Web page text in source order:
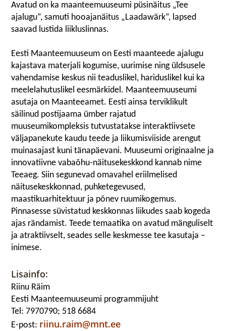
Avatud on ka maanteemuuseumi püsinäitus „Tee
ajalugu“, samuti hooajanäitus „Laadawärk“, lapsed
saavad lustida liikluslinnas.
Eesti Maanteemuuseum on Eesti maanteede ajalugu
kajastava materjali kogumise, uurimise ning üldsusele
vahendamise keskus nii teaduslikel, hariduslikel kui ka
meelelahutuslikel eesmärkidel. Maanteemuuseumi
asutaja on Maanteeamet. Eesti ainsa terviklikult
säilinud postijaama ümber rajatud
muuseumikompleksis tutvustatakse interaktiivsete
väljapanekute kaudu teede ja liikumisviiside arengut
muinasajast kuni tänapäevani. Muuseumi originaalne ja
innovatiivne vabaõhu-näitusekeskkond kannab nime
Teeaeg. Siin segunevad omavahel eriilmelised
näitusekeskkonnad, puhketegevused,
maastikuarhitektuur ja põnev ruumikogemus.
Pinnasesse süvistatud keskkonnas liikudes saab kogeda
ajas rändamist. Teede temaatika on avatud mänguliselt
ja atraktiivselt, seades selle keskmesse tee kasutaja –
inimese.
Lisainfo:
Riinu Räim
Eesti Maanteemuuseumi programmijuht
Tel: 7970790; 518 6684
E-post: riinu.raim@mnt.ee